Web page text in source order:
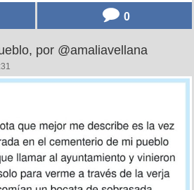
0
por @amaliavellana